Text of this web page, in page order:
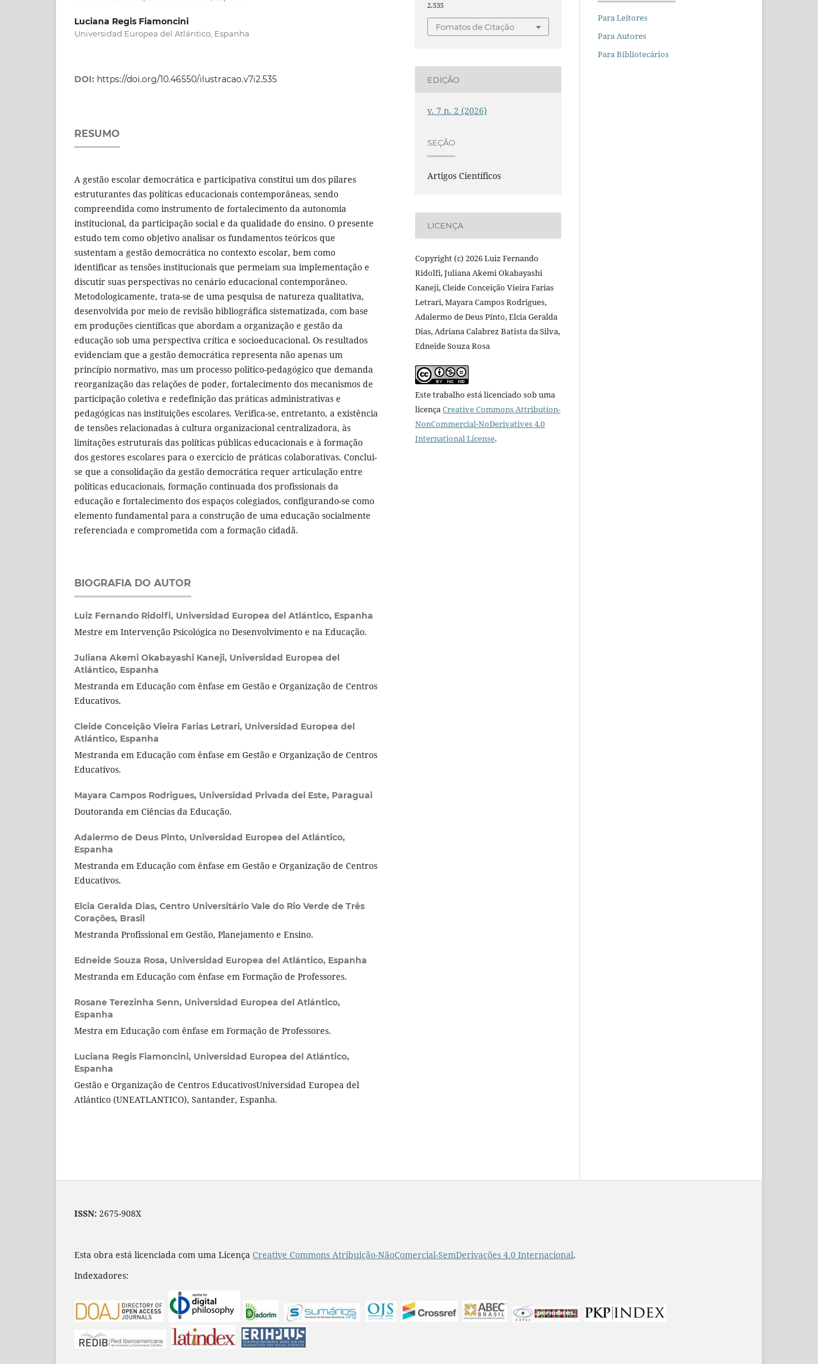
Luciana Regis Fiamoncini
Universidad Europea del Atlántico, Espanha
DOI: https://doi.org/10.46550/ilustracao.v7i2.535
RESUMO
A gestão escolar democrática e participativa constitui um dos pilares
estruturantes das políticas educacionais contemporâneas, sendo
compreendida como instrumento de fortalecimento da autonomia
institucional, da participação social e da qualidade do ensino. O presente
estudo tem como objetivo analisar os fundamentos teóricos que
sustentam a gestão democrática no contexto escolar, bem como
identificar as tensões institucionais que permeiam sua implementação e
discutir suas perspectivas no cenário educacional contemporâneo.
Metodologicamente, trata-se de uma pesquisa de natureza qualitativa,
desenvolvida por meio de revisão bibliográfica sistematizada, com base
em produções científicas que abordam a organização e gestão da
educação sob uma perspectiva crítica e socioeducacional. Os resultados
evidenciam que a gestão democrática representa não apenas um
princípio normativo, mas um processo político-pedagógico que demanda
reorganização das relações de poder, fortalecimento dos mecanismos de
participação coletiva e redefinição das práticas administrativas e
pedagógicas nas instituições escolares. Verifica-se, entretanto, a existência
de tensões relacionadas à cultura organizacional centralizadora, às
limitações estruturais das políticas públicas educacionais e à formação
dos gestores escolares para o exercício de práticas colaborativas. Conclui-
se que a consolidação da gestão democrática requer articulação entre
políticas educacionais, formação continuada dos profissionais da
educação e fortalecimento dos espaços colegiados, configurando-se como
elemento fundamental para a construção de uma educação socialmente
referenciada e comprometida com a formação cidadã.
BIOGRAFIA DO AUTOR
Luiz Fernando Ridolfi, Universidad Europea del Atlántico, Espanha
Mestre em Intervenção Psicológica no Desenvolvimento e na Educação.
Juliana Akemi Okabayashi Kaneji, Universidad Europea del
Atlántico, Espanha
Mestranda em Educação com ênfase em Gestão e Organização de Centros
Educativos.
Cleide Conceição Vieira Farias Letrari, Universidad Europea del
Atlántico, Espanha
Mestranda em Educação com ênfase em Gestão e Organização de Centros
Educativos.
Mayara Campos Rodrigues, Universidad Privada del Este, Paraguai
Doutoranda em Ciências da Educação.
Adalermo de Deus Pinto, Universidad Europea del Atlántico,
Espanha
Mestranda em Educação com ênfase em Gestão e Organização de Centros
Educativos.
Elcia Geralda Dias, Centro Universitário Vale do Rio Verde de Três
Corações, Brasil
Mestranda Profissional em Gestão, Planejamento e Ensino.
Edneide Souza Rosa, Universidad Europea del Atlántico, Espanha
Mestranda em Educação com ênfase em Formação de Professores.
Rosane Terezinha Senn, Universidad Europea del Atlántico,
Espanha
Mestra em Educação com ênfase em Formação de Professores.
Luciana Regis Fiamoncini, Universidad Europea del Atlántico,
Espanha
Gestão e Organização de Centros EducativosUniversidad Europea del
Atlántico (UNEATLANTICO), Santander, Espanha.
2.535
Fomatos de Citação
EDIÇÃO
v. 7 n. 2 (2026)
SEÇÃO
Artigos Científicos
LICENÇA
Copyright (c) 2026 Luiz Fernando
Ridolfi, Juliana Akemi Okabayashi
Kaneji, Cleide Conceição Vieira Farias
Letrari, Mayara Campos Rodrigues,
Adalermo de Deus Pinto, Elcia Geralda
Dias, Adriana Calabrez Batista da Silva,
Edneide Souza Rosa
Este trabalho está licenciado sob uma
licença Creative Commons Attribution-
NonCommercial-NoDerivatives 4.0
International License.
Para Leitores
Para Autores
Para Bibliotecários
ISSN: 2675-908X
Esta obra está licenciada com uma Licença Creative Commons Atribuição-NãoComercial-SemDerivações 4.0 Internacional.
Indexadores: